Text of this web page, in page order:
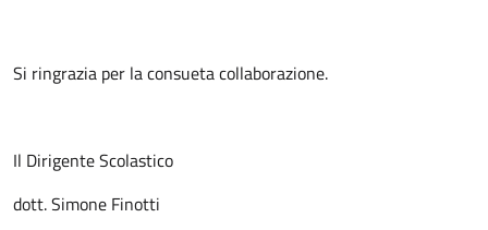
Si ringrazia per la consueta collaborazione.
Il Dirigente Scolastico
dott. Simone Finotti